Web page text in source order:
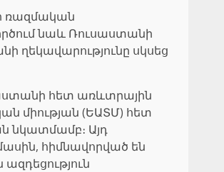
ռազմական
նաև Ռուսաստանի
ղեկավարությունը սկսեց
հետ առևտրային
միության (ԵԱՏՄ) հետ
նկատմամբ։ Այդ
հիմնավորված են